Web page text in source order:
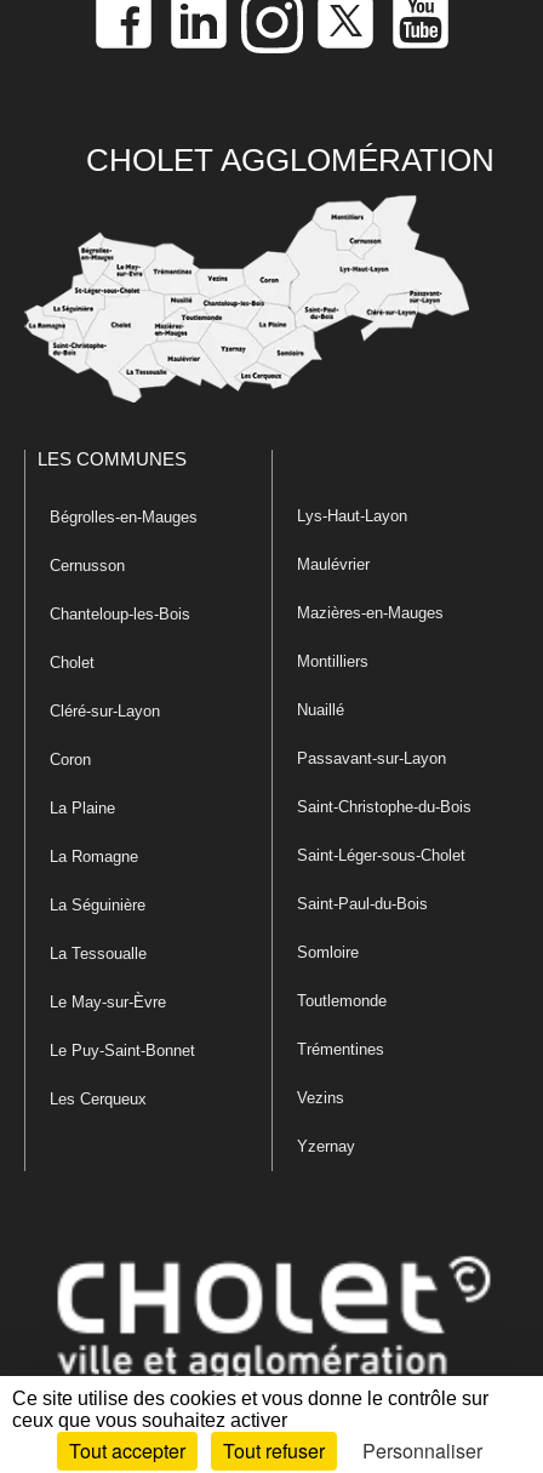
Ce site utilise des cookies et vous donne le contrôle sur
ceux que vous souhaitez activer
Tout accepter Tout refuser Personnaliser
CHOLET AGGLOMÉRATION
LES COMMUNES
Bégrolles-en-Mauges
Cernusson
Chanteloup-les-Bois
Cholet
Cléré-sur-Layon
Coron
La Plaine
La Romagne
La Séguinière
La Tessoualle
Le May-sur-Èvre
Le Puy-Saint-Bonnet
Les Cerqueux
Lys-Haut-Layon
Maulévrier
Mazières-en-Mauges
Montilliers
Nuaillé
Passavant-sur-Layon
Saint-Christophe-du-Bois
Saint-Léger-sous-Cholet
Saint-Paul-du-Bois
Somloire
Toutlemonde
Trémentines
Vezins
Yzernay
Mentions légales|Politique de confidentialité
des cookies |Plan du site Accessibilité : partiellement conforme